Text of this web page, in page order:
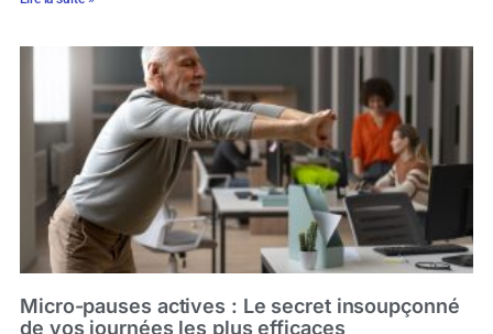
Micro-pauses actives : Le secret insoupçonné
de vos journées les plus efficaces